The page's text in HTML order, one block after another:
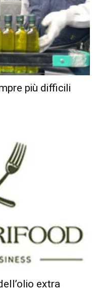
più difficili
extra